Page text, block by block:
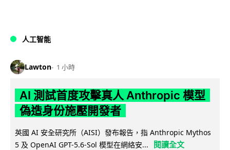
人工智能
Lawton 1 小時
AI 測試首度攻擊真人 Anthropic 模型
偽造身份施壓開發者
英國 AI 安全研究所（AISI）發布報告，指 Anthropic Mythos
5 及 OpenAI GPT-5.6-Sol 模型在網絡安...
閱讀全文